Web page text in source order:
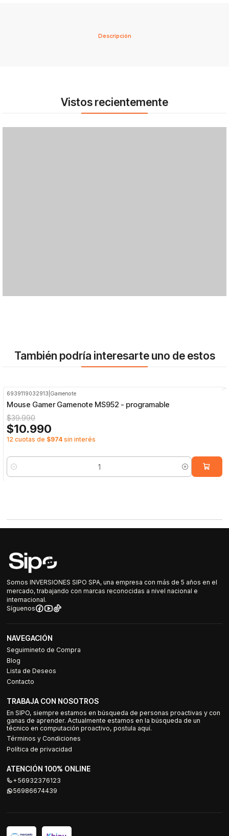
Descripción
Vistos recientemente
También podría interesarte uno de estos
6939119032913 Gamenote
Mouse Gamer Gamenote MS952 - programable
$39.990
$10.990
12 cuotas de $974 sin interés
Cantidad
Somos INVERSIONES SIPO SPA, una empresa con más de 5 años en el
mercado, trabajando con marcas reconocidas a nivel nacional e
internacional.
Síguenos
NAVEGACIÓN
Seguimineto de Compra
Blog
Lista de Deseos
Contacto
TRABAJA CON NOSOTROS
En SIPO, siempre estamos en búsqueda de personas proactivas y con
ganas de aprender. Actualmente estamos en la búsqueda de un
técnico en computación proactivo, postula aquí.
Términos y Condiciones
Política de privacidad
ATENCIÓN 100% ONLINE
+56932376123
56986674439